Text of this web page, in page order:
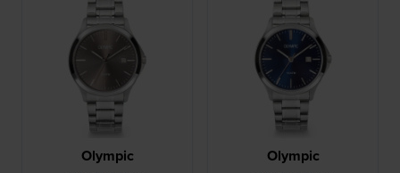
Olympic Olympic